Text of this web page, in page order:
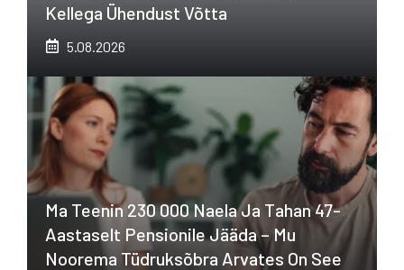
Kellega Ühendust Võtta
5.08.2026
Ma Teenin 230 000 Naela Ja Tahan 47-
Aastaselt Pensionile Jääda – Mu
Noorema Tüdruksõbra Arvates On See